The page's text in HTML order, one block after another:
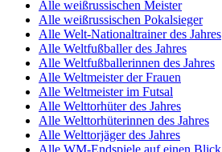
Alle weißrussischen Meister
Alle weißrussischen Pokalsieger
Alle Welt-Nationaltrainer des Jahres
Alle Weltfußballer des Jahres
Alle Weltfußballerinnen des Jahres
Alle Weltmeister der Frauen
Alle Weltmeister im Futsal
Alle Welttorhüter des Jahres
Alle Welttorhüterinnen des Jahres
Alle Welttorjäger des Jahres
Alle WM-Endspiele auf einen Blick